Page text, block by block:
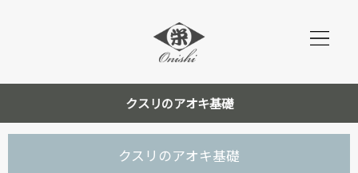
クスリのアオキ基礎
クスリのアオキ基礎